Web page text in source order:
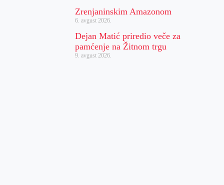
Zrenjaninskim Amazonom
6. avgust 2026.
Dejan Matić priredio veče za
pamćenje na Žitnom trgu
9. avgust 2026.